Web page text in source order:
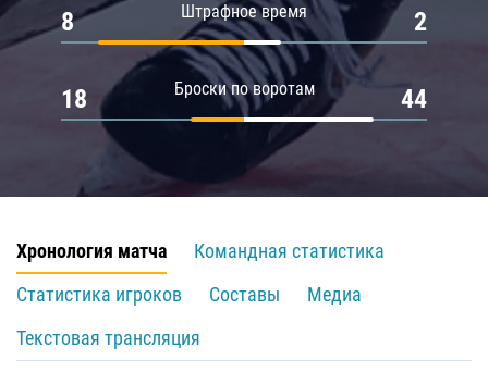
Штрафное время
8 2
Броски по воротам
18 44
Хронология матча
Командная статистика
Статистика игроков
Составы
Медиа
Текстовая трансляция